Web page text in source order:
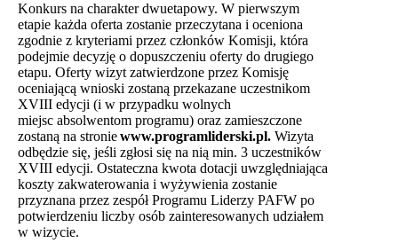
Konkurs na charakter dwuetapowy. W pierwszym
etapie każda oferta zostanie przeczytana i oceniona
zgodnie z kryteriami przez członków Komisji, która
podejmie decyzję o dopuszczeniu oferty do drugiego
etapu. Oferty wizyt zatwierdzone przez Komisję
oceniającą wnioski zostaną przekazane uczestnikom
XVIII edycji (i w przypadku wolnych
miejsc absolwentom programu) oraz zamieszczone
zostaną na stroniewww.programliderski.pl. Wizyta
odbędzie się, jeśli zgłosi się na nią min. 3 uczestników
XVIII edycji. Ostateczna kwota dotacji uwzględniająca
koszty zakwaterowania i wyżywienia zostanie
przyznana przez zespół Programu Liderzy PAFW po
potwierdzeniu liczby osób zainteresowanych udziałem
w wizycie.